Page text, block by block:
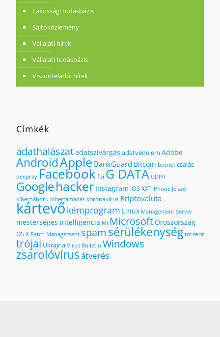
Lakossági tudásbázis
Sajtóközlemény
Vállalati hírek
Vállalati tudásbázis
Viszonteladói hírek
Címkék
adathalászatadatszivárgás adatvédelem Adobe
AndroidApple BankGuard Bitcoin botnetcsalás
deepray Facebookfbi G DATA GDPR
Googlehacker Instagram iOS IOT iPhone Jelszó
kiberháború kibertámadás koronavírus Kriptovaluta
kártevő kémprogram Linux Management Server
mesterséges intelligencia MI MicrosoftOroszország
OS X Patch Management spam sérülékenységtorrent
trójai Ukrajna Virus Bulletin Windows
zsarolóvírusátverés